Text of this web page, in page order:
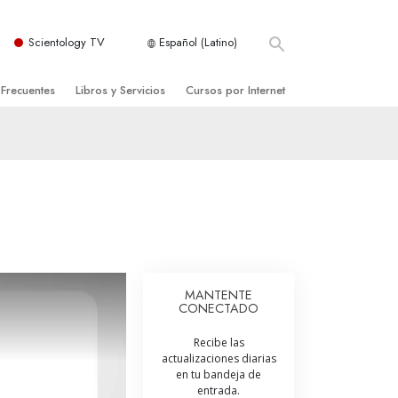
Scientology TV Español (Latino)
de Scientology
Libros y Servicios
Introductorias
Iniciales
Cursos por Internet
Ayudas para Enfermedades y Lesiones
La Integridad y la Honestidad
La Escala Tonal Emocional
MANTENTE
CONECTADO
Recibe las
actualizaciones diarias
en tu bandeja de
entrada.